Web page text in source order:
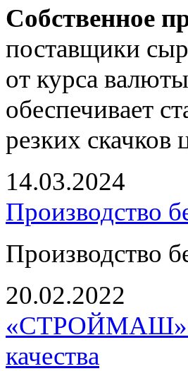
Собственное
поставщики
от курса
обеспечивает
резких скачков
14.03.2024
Производство
Производство
20.02.2022
«СТРОЙМАШ»:
качества